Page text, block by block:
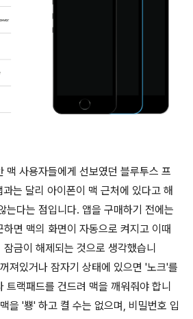
맥 사용자들에게 선보였던 블루투스 프
는 달리 아이폰이 맥 근처에 있다고 해
는다는 점입니다. 앱을 구매하기 전에는
면 맥의 화면이 자동으로 켜지고 이때
금이 해제되는 것으로 생각했습니
져있거나 잠자기 상태에 있으면 '노크'를
트랙패드를 건드려 맥을 깨워줘야 합니
을 '뿅' 하고 켤 수는 없으며, 비밀번호 입